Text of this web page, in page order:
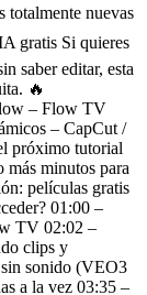
totalmente nuevas
gratis Si quieres
saber editar, esta
🔥
– Flow TV
– CapCut /
próximo tutorial
más minutos para
películas gratis
01:00 –
TV 02:02 –
clips y
sonido (VEO3
a la vez 03:35 –